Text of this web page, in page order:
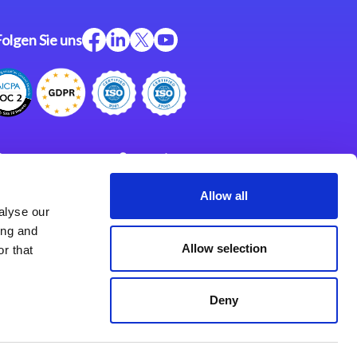
our
and
that
Allow all
Allow selection
Deny
Sie uns
Support
Impressum